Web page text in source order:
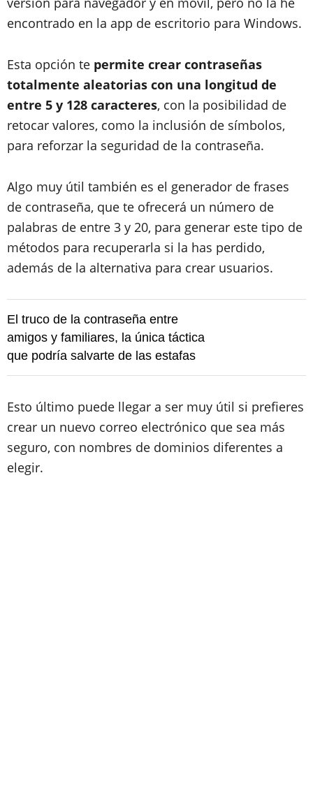
encontrado en la app de escritorio para Windows.
Esta opción te permite crear contraseñas
totalmente aleatorias con una longitud de
entre 5 y 128 caracteres, con la posibilidad de
retocar valores, como la inclusión de símbolos,
para reforzar la seguridad de la contraseña.
Algo muy útil también es el generador de frases
de contraseña, que te ofrecerá un número de
palabras de entre 3 y 20, para generar este tipo de
métodos para recuperarla si la has perdido,
además de la alternativa para crear usuarios.
El truco de la contraseña entre
amigos y familiares, la única táctica
que podría salvarte de las estafas
Esto último puede llegar a ser muy útil si prefieres
crear un nuevo correo electrónico que sea más
seguro, con nombres de dominios diferentes a
elegir.